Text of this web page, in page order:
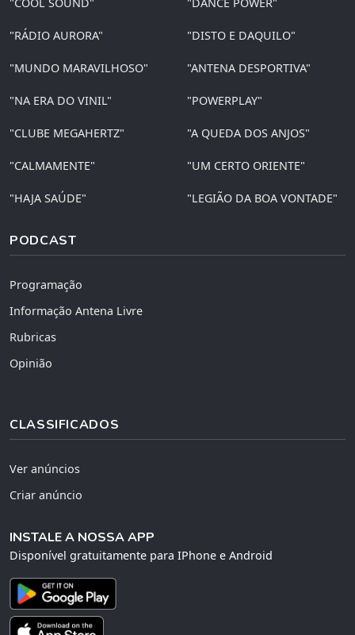
"RÁDIO AURORA" "DISTO E DAQUILO"
"MUNDO MARAVILHOSO" "ANTENA DESPORTIVA"
"NA ERA DO VINIL" "POWERPLAY"
"CLUBE MEGAHERTZ" "A QUEDA DOS ANJOS"
"CALMAMENTE" "UM CERTO ORIENTE"
"HAJA SAÚDE" "LEGIÃO DA BOA VONTADE"
PODCAST
Programação
Informação Antena Livre
Rubricas
Opinião
CLASSIFICADOS
Ver anúncios
Criar anúncio
INSTALE A NOSSA APP
Disponível gratuitamente para IPhone e Android